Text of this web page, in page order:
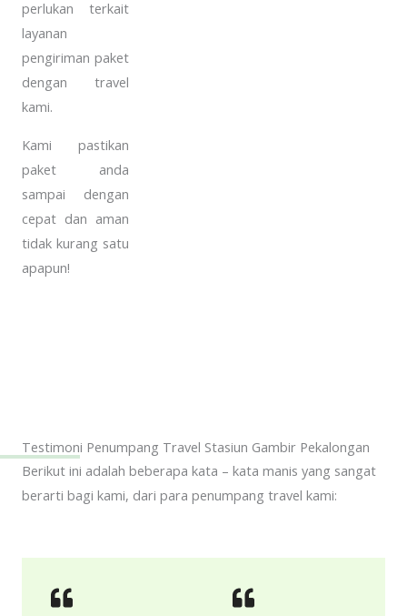
perlukan terkait
layanan
pengiriman paket
dengan travel
kami.
Kami pastikan
paket anda
sampai dengan
cepat dan aman
tidak kurang satu
apapun!
Testimoni Penumpang Travel Stasiun Gambir Pekalongan
Berikut ini adalah beberapa kata – kata manis yang sangat
berarti bagi kami, dari para penumpang travel kami: